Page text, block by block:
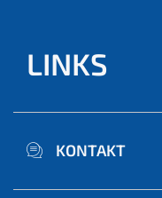
LINKS
KONTAKT